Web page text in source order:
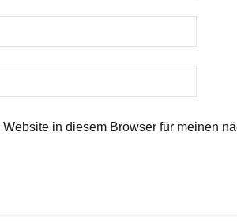
in diesem Browser für meinen